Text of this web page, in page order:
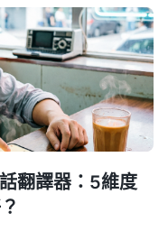
翻譯器：5維度